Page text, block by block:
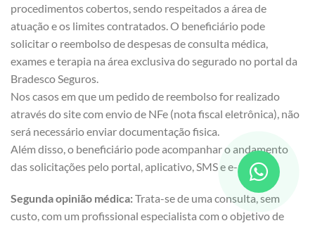
procedimentos cobertos, sendo respeitados a área de
atuação e os limites contratados. O beneficiário pode
solicitar o reembolso de despesas de consulta médica,
exames e terapia na área exclusiva do segurado no portal da
Bradesco Seguros.
Nos casos em que um pedido de reembolso for realizado
através do site com envio de NFe (nota fiscal eletrônica), não
será necessário enviar documentação fisica.
Além disso, o beneficiário pode acompanhar o andamento
das solicitações pelo portal, aplicativo, SMS e e-mail.
Segunda opinião médica:Trata-se de uma consulta, sem
custo, com um profissional especialista com o objetivo de